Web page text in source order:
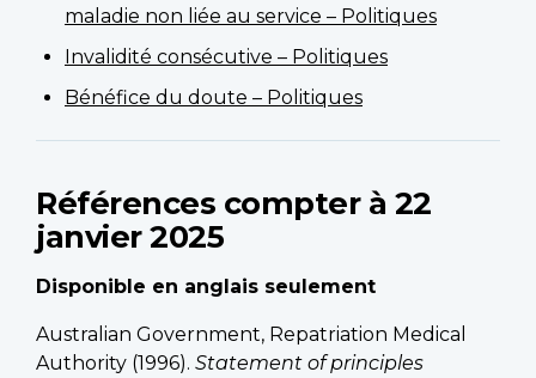
maladie non liée au service – Politiques
Invalidité consécutive – Politiques
Bénéfice du doute – Politiques
Références compter à 22
janvier 2025
Disponible en anglais seulement
Australian Government, Repatriation Medical
Authority (1996). Statement of principles